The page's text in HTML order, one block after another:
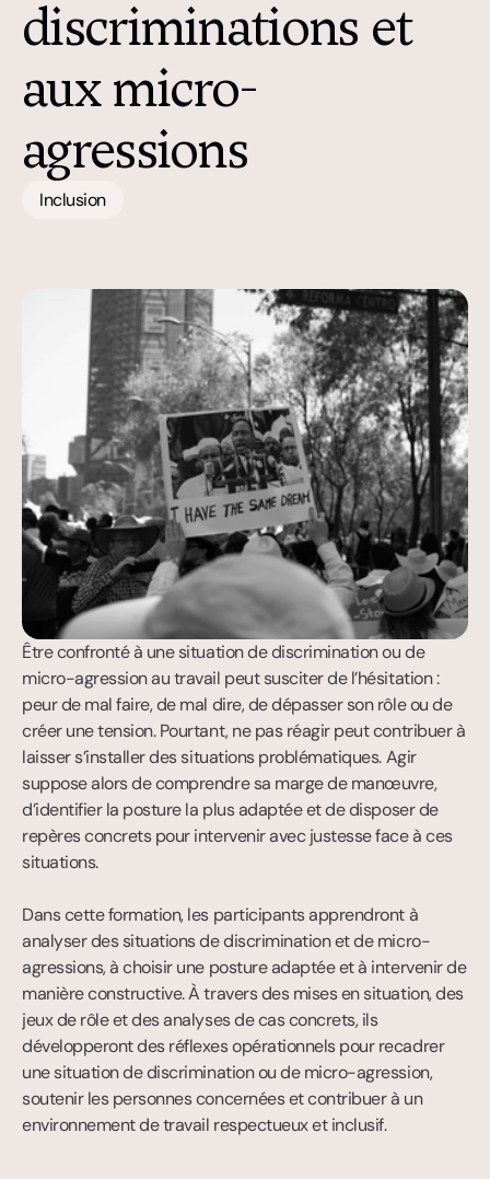
discriminations et
aux micro-
agressions
Inclusion
Être confronté à une situation de discrimination ou de
micro-agression au travail peut susciter de l’hésitation :
peur de mal faire, de mal dire, de dépasser son rôle ou de
créer une tension. Pourtant, ne pas réagir peut contribuer à
laisser s’installer des situations problématiques. Agir
suppose alors de comprendre sa marge de manœuvre,
d’identifier la posture la plus adaptée et de disposer de
repères concrets pour intervenir avec justesse face à ces
situations.
Dans cette formation, les participants apprendront à
analyser des situations de discrimination et de micro-
agressions, à choisir une posture adaptée et à intervenir de
manière constructive. À travers des mises en situation, des
jeux de rôle et des analyses de cas concrets, ils
développeront des réflexes opérationnels pour recadrer
une situation de discrimination ou de micro-agression,
soutenir les personnes concernées et contribuer à un
environnement de travail respectueux et inclusif.